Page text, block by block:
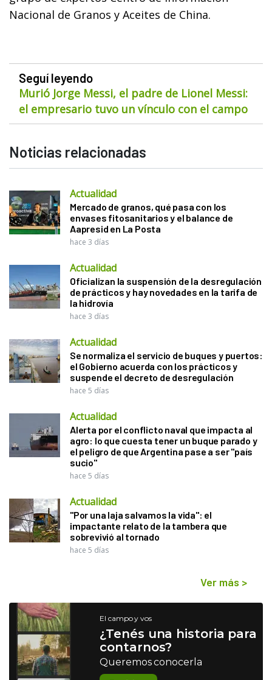
Nacional de Granos y Aceites de China.
Seguí leyendo
Murió Jorge Messi, el padre de Lionel Messi:
el empresario tuvo un vínculo con el campo
Noticias relacionadas
Actualidad
Mercado de granos, qué pasa con los
envases fitosanitarios y el balance de
Aapresid en La Posta
hace 3 días
Actualidad
Oficializan la suspensión de la desregulación
de prácticos y hay novedades en la tarifa de
la hidrovía
hace 3 días
Actualidad
Se normaliza el servicio de buques y puertos:
el Gobierno acuerda con los prácticos y
suspende el decreto de desregulación
hace 5 días
Actualidad
Alerta por el conflicto naval que impacta al
agro: lo que cuesta tener un buque parado y
el peligro de que Argentina pase a ser "país
sucio"
hace 5 días
Actualidad
"Por una laja salvamos la vida": el
impactante relato de la tambera que
sobrevivió al tornado
hace 5 días
Ver más >
El campo y vos
¿Tenés una historia para
contarnos?
Queremos conocerla